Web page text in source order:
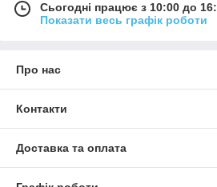
Сьогодні працює з 10:00 до
Показати весь графік роботи
Про нас
Контакти
Доставка та оплата